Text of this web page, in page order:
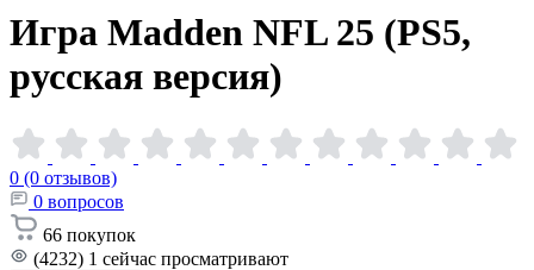
Игра Madden NFL 25 (PS5,
русская версия)
0 (0 отзывов)
0 вопросов
66 покупок
(4232) 1 сейчас просматривают